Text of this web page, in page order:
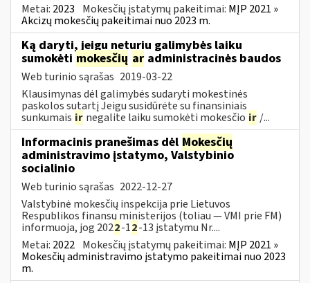
Metai: 2023 Mokesčių įstatymų pakeitimai: MĮP 2021 »
Akcizų mokesčių pakeitimai nuo 2023 m.
Ką daryti, jeigu neturiu galimybės laiku
sumokėti mokesčių ar administracinės baudos
Web turinio sąrašas 2019-03-22
Klausimynas dėl galimybės sudaryti mokestinės
paskolos sutartį Jeigu susidūrėte su finansiniais
sunkumais ir negalite laiku sumokėti mokesčio ir /...
Informacinis pranešimas dėl Mokesčių
administravimo įstatymo, Valstybinio
socialinio
Web turinio sąrašas 2022-12-27
Valstybinė mokesčių inspekcija prie Lietuvos
Respublikos finansų ministerijos (toliau — VMI prie FM)
informuoja, jog 2022-12-13 įstatymu Nr....
Metai: 2022 Mokesčių įstatymų pakeitimai: MĮP 2021 »
Mokesčių administravimo įstatymo pakeitimai nuo 2023
m.